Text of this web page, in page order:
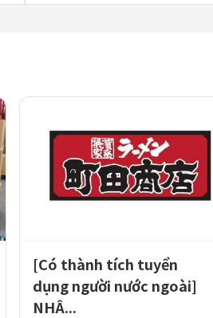
[Có thành tích tuyển
dụng người nước ngoài]
NHÂ...